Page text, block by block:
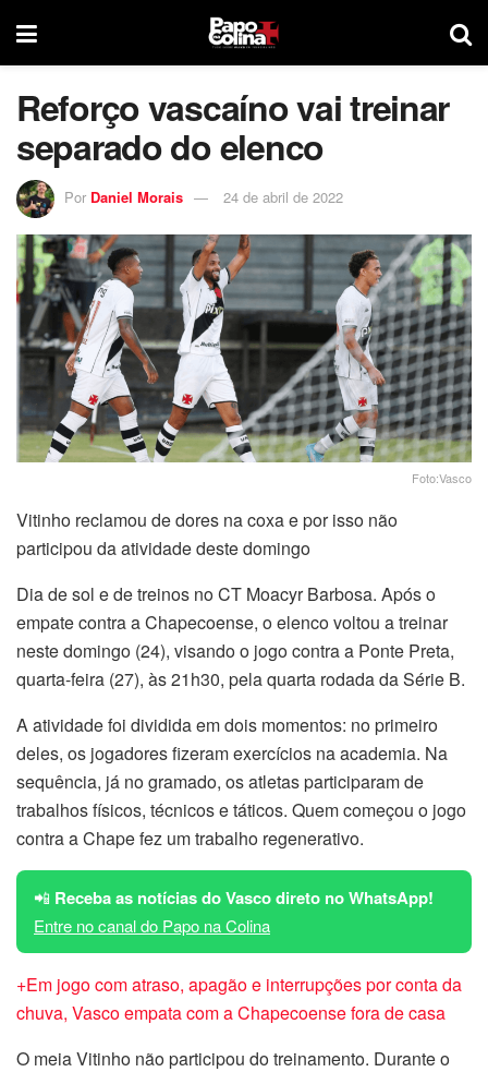
Reforço vascaíno vai treinar
separado do elenco
Por Daniel Morais 24 de abril de 2022
Foto:Vasco
Vitinho reclamou de dores na coxa e por isso não
participou da atividade deste domingo
Dia de sol e de treinos no CT Moacyr Barbosa. Após o
empate contra a Chapecoense, o elenco voltou a treinar
neste domingo (24), visando o jogo contra a Ponte Preta,
quarta-feira (27), às 21h30, pela quarta rodada da Série B.
A atividade foi dividida em dois momentos: no primeiro
deles, os jogadores fizeram exercícios na academia. Na
sequência, já no gramado, os atletas participaram de
trabalhos físicos, técnicos e táticos. Quem começou o jogo
contra a Chape fez um trabalho regenerativo.
📲 Receba as notícias do Vasco direto no WhatsApp!
Entre no canal do Papo na Colina
+Em jogo com atraso, apagão e interrupções por conta da
chuva, Vasco empata com a Chapecoense fora de casa
O meia Vitinho não participou do treinamento. Durante o